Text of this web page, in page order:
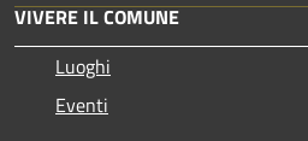
VIVERE IL COMUNE
Luoghi
Eventi